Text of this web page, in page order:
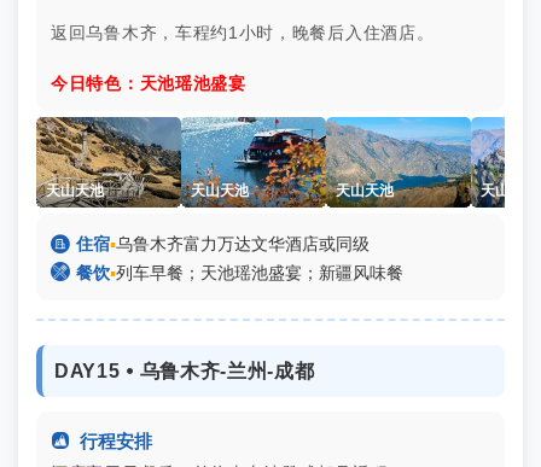
返回乌鲁木齐，车程约1小时，晚餐后入住酒店。
今日特色：天池瑶池盛宴
天山天池 天山天池 天山天池 天山天池
 住宿▪乌鲁木齐富力万达文华酒店或同级
 餐饮▪列车早餐；天池瑶池盛宴；新疆风味餐
DAY15 ⦁ 乌鲁木齐-兰州-成都
 行程安排